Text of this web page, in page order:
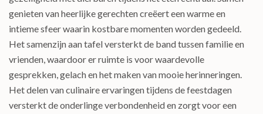
genieten van heerlijke gerechten creëert een warme en
intieme sfeer waarin kostbare momenten worden gedeeld.
Het samenzijn aan tafel versterkt de band tussen familie en
vrienden, waardoor er ruimte is voor waardevolle
gesprekken, gelach en het maken van mooie herinneringen.
Het delen van culinaire ervaringen tijdens de feestdagen
versterkt de onderlinge verbondenheid en zorgt voor een